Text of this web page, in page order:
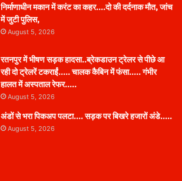
निर्माणाधीन मकान में करंट का कहर….दो की दर्दनाक मौत, जांच
में जुटी पुलिस,
August 5, 2026
रतनपुर में भीषण सड़क हादसा..ब्रेकडाउन ट्रेलर से पीछे आ
रही दो ट्रेलरें टकराईं….. चालक कैबिन में फंसा….. गंभीर
हालत में अस्पताल रेफर…..
August 5, 2026
अंडों से भरा पिकअप पलटा…. सड़क पर बिखरे हजारों अंडे…..
August 5, 2026